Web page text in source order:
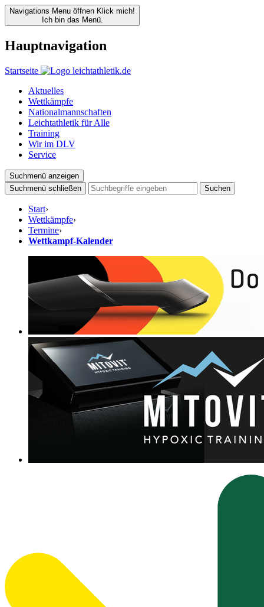
Navigations Menu öffnen Klick mich!
Ich bin das Menü.
Hauptnavigation
Startseite
Aktuelles
Wettkämpfe
Nationalmannschaften
Leichtathletik für Alle
Training
Wir im DLV
Service
Suchmenü anzeigen
Suchmenü schließen
Suchen
Start›
Wettkämpfe›
Termine›
Wettkampf-Kalender